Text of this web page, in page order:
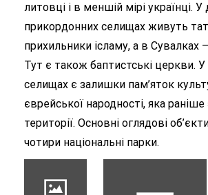
литовці і в меншій мірі українці. У
прикордонних селищах живуть
прихильники ісламу, а в Сувалках
Тут є також баптистські церкви. У
селищах є залишки пам’яток
єврейської народності, яка раніше
території. Основні оглядові
чотири національні парки.